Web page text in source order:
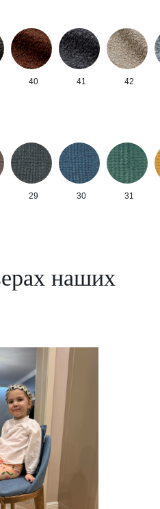
40 41 42
29 30 31
наших